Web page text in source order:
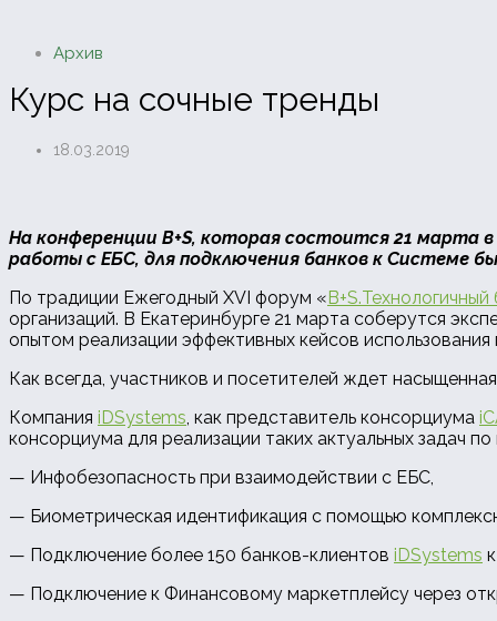
Архив
Курс на сочные тренды
18.03.2019
На конференции B+S, которая состоится 21 марта в
работы с ЕБС, для подключения банков к Системе
По традиции Ежегодный XVI форум « B+S.Технологичный
организаций. В Екатеринбурге 21 марта соберутся
опытом реализации эффективных кейсов
Как всегда, участников и посетителей ждет
Компания iDSystems, как представитель консорциума
консорциума для реализации таких актуальных задач
— Инфобезопасность при взаимодействии с ЕБС,
— Биометрическая идентификация с помощью
— Подключение более 150 банков-клиентов iDSystems
— Подключение к Финансовому маркетплейсу через